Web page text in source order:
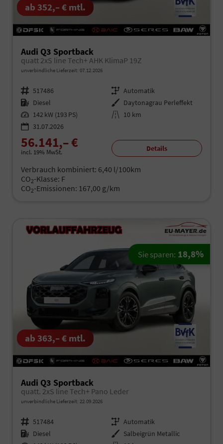
ab 352,– € mtl.
Audi Q3 Sportback
quatt 2xS line Tech+ AHK KlimaP 19Z
unverbindliche Lieferzeit: 07.12.2026
Fahrzeugnr. 517486 Getriebe Automatik
Kraftstoff Diesel Außenfarbe Daytonagrau Perleffekt
Leistung 142 kW (193 PS) Kilometerstand 10 km
31.07.2026
56.141,– €
incl. 19% MwSt. Details
Verbrauch kombiniert: 6,40 l/100km
CO2-Klasse: F
CO2-Emissionen: 167,00 g/km
ab 363,– € mtl.
Audi Q3 Sportback
quatt. 2xS line Tech+ Pano Leder
unverbindliche Lieferzeit: 22.09.2026
Fahrzeugnr. 517484 Getriebe Automatik
Kraftstoff Diesel Außenfarbe Salbeigrün Metallic
Sie sparen: 18,8%